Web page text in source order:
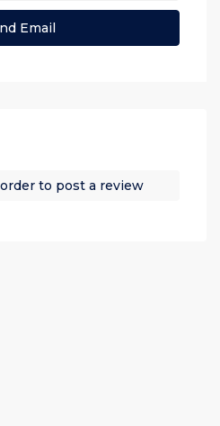
to post a review